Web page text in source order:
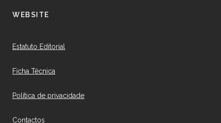
WEBSITE
Estatuto Editorial
Ficha Técnica
Política de privacidade
Contactos